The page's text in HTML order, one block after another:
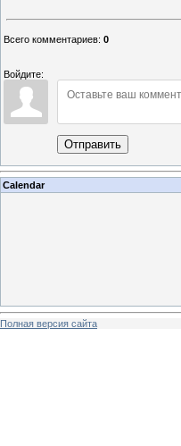
Всего комментариев: 0
Войдите:
Отправить
Calendar
Полная версия сайта